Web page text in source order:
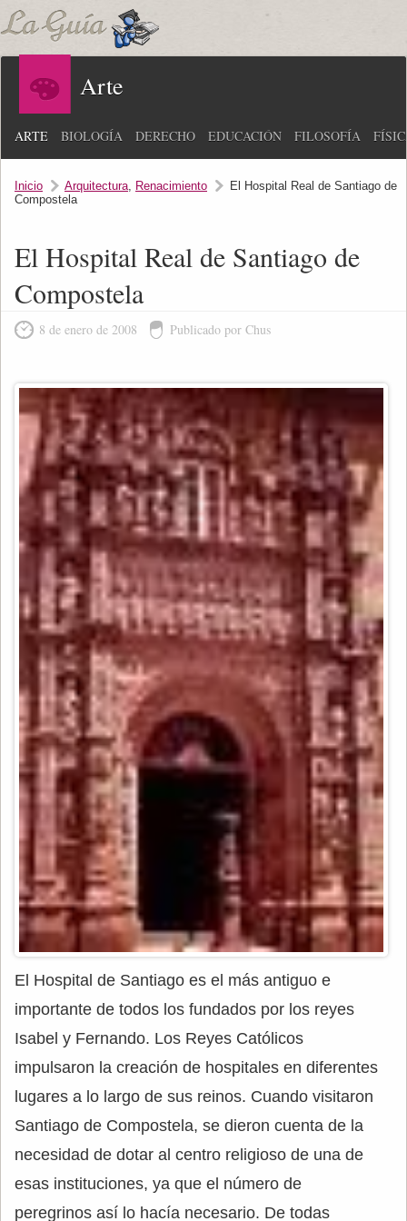
Arte
ARTE BIOLOGÍA DERECHO EDUCACIÓN FILOSOFÍA
Inicio Arquitectura, Renacimiento
El Hospital Real de Santiago de
Compostela
El Hospital Real de Santiago de
Compostela
8 de enero de 2008 Publicado por Chus
El Hospital de Santiago es el más antiguo e
importante de todos los fundados por los reyes
Isabel y Fernando. Los Reyes Católicos
impulsaron la creación de hospitales en diferentes
lugares a lo largo de sus reinos. Cuando visitaron
Santiago de Compostela, se dieron cuenta de la
necesidad de dotar al centro religioso de una de
esas instituciones, ya que el número de
peregrinos así lo hacía necesario. De todas